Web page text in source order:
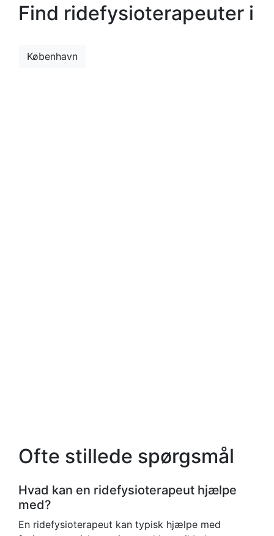
Find ridefysioterapeuter i
København
Ofte stillede spørgsmål
Hvad kan en ridefysioterapeut hjælpe
med?
En ridefysioterapeut kan typisk hjælpe med